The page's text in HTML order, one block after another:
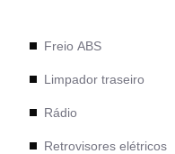
Freio ABS
Limpador traseiro
Rádio
Retrovisores elétricos